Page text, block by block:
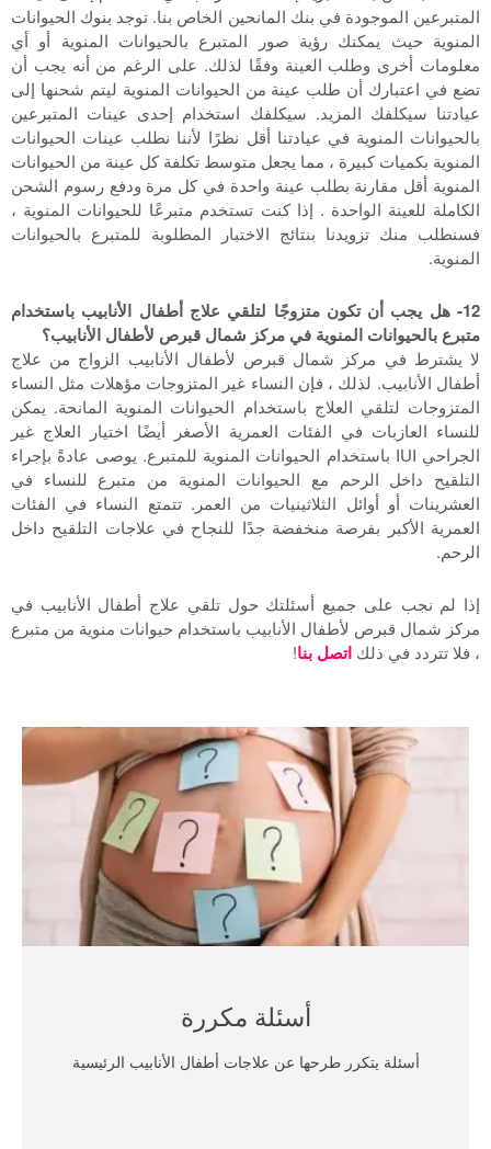
المتبرعين الموجودة في بنك المانحين الخاص بنا. توجد بنوك الحيوانات
المنوية حيث يمكنك رؤية صور المتبرع بالحيوانات المنوية أو أي
معلومات أخرى وطلب العينة وفقًا لذلك. على الرغم من أنه يجب أن
تضع في اعتبارك أن طلب عينة من الحيوانات المنوية ليتم شحنها إلى
عيادتنا سيكلفك المزيد. سيكلفك استخدام إحدى عينات المتبرعين
بالحيوانات المنوية في عيادتنا أقل نظرًا لأننا نطلب عينات الحيوانات
المنوية بكميات كبيرة ، مما يجعل متوسط تكلفة كل عينة من الحيوانات
المنوية أقل مقارنة بطلب عينة واحدة في كل مرة ودفع رسوم الشحن
الكاملة للعينة الواحدة . إذا كنت تستخدم متبرعًا للحيوانات المنوية ،
فسنطلب منك تزويدنا بنتائج الاختبار المطلوبة للمتبرع بالحيوانات
المنوية.
12- هل يجب أن تكون متزوجًا لتلقي علاج أطفال الأنابيب باستخدام
متبرع بالحيوانات المنوية في مركز شمال قبرص لأطفال الأنابيب؟
لا يشترط في مركز شمال قبرص لأطفال الأنابيب الزواج من علاج
أطفال الأنابيب. لذلك ، فإن النساء غير المتزوجات مؤهلات مثل النساء
المتزوجات لتلقي العلاج باستخدام الحيوانات المنوية المانحة. يمكن
للنساء العازبات في الفئات العمرية الأصغر أيضًا اختيار العلاج غير
الجراحي IUI باستخدام الحيوانات المنوية للمتبرع. يوصى عادةً بإجراء
التلقيح داخل الرحم مع الحيوانات المنوية من متبرع للنساء في
العشرينات أو أوائل الثلاثينيات من العمر. تتمتع النساء في الفئات
العمرية الأكبر بفرصة منخفضة جدًا للنجاح في علاجات التلقيح داخل
الرحم.
إذا لم نجب على جميع أسئلتك حول تلقي علاج أطفال الأنابيب في
مركز شمال قبرص لأطفال الأنابيب باستخدام حيوانات منوية من متبرع
، فلا تتردد في ذلك اتصل بنا!
أسئلة مكررة
أسئلة يتكرر طرحها عن علاجات أطفال الأنابيب الرئيسية